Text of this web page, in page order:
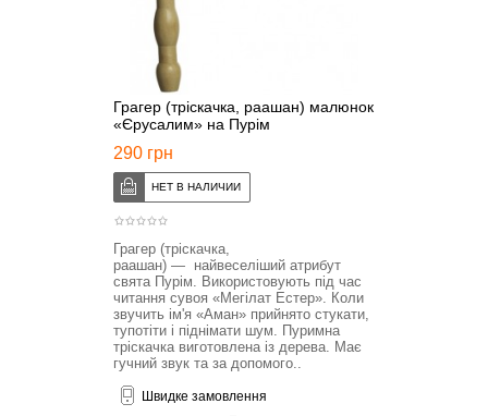
Грагер (тріскачка, раашан) малюнок
«Єрусалим» на Пурім
290 грн
Грагер (тріскачка,
раашан) — найвеселіший атрибут
свята Пурім. Використовують під час
читання сувоя «Мегілат Естер». Коли
звучить ім'я «Аман» прийнято стукати,
тупотіти і піднімати шум. Пуримна
тріскачка виготовлена із дерева. Має
гучний звук та за допомого..
Швидке замовлення